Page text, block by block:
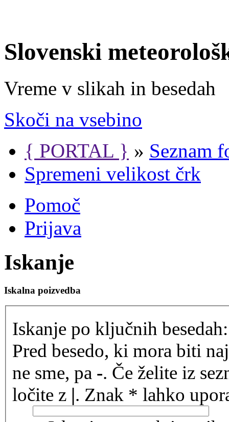
Slovenski
Vreme v slikah in besedah
Skoči na vsebino
{ PORTAL } » Seznam
Spremeni velikost črk
Pomoč
Prijava
Iskanje
Iskalna poizvedba
Iskanje po ključnih besedah:
Pred besedo, ki mora biti
ne sme, pa -. Če želite iz
ločite z |. Znak * lahko